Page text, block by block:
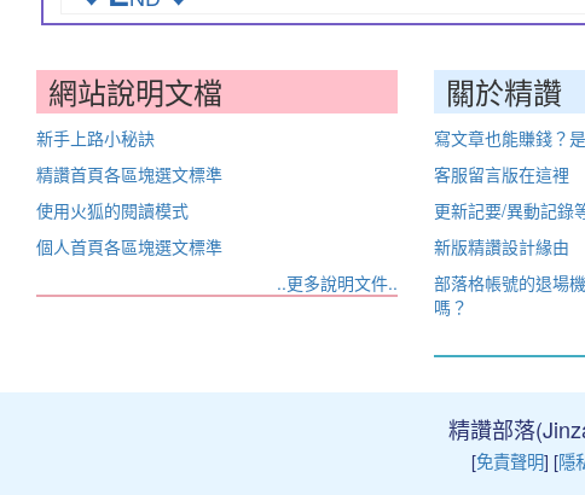
網站說明文檔
新手上路小秘訣
精讚首頁各區塊選文標準
使用火狐的閱讀模式
個人首頁各區塊選文標準
..更多說明文件..
關於精讚
寫文章也能賺錢？
客服留言版在這裡
更新記要/異動記錄
新版精讚設計緣由
部落格帳號的退場
嗎？
精讚部落
[免責聲明] [隱